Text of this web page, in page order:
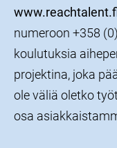
numeroon +358
koulutuksia
projektina, joka
ole väliä oletko
osa